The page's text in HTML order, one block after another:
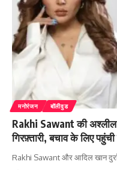
मनोरंजन बॉलीवुड
Rakhi Sawant की अश्लील
गिरफ़्तारी, बचाव के लिए पहुंची
Rakhi Sawant और आदिल खान